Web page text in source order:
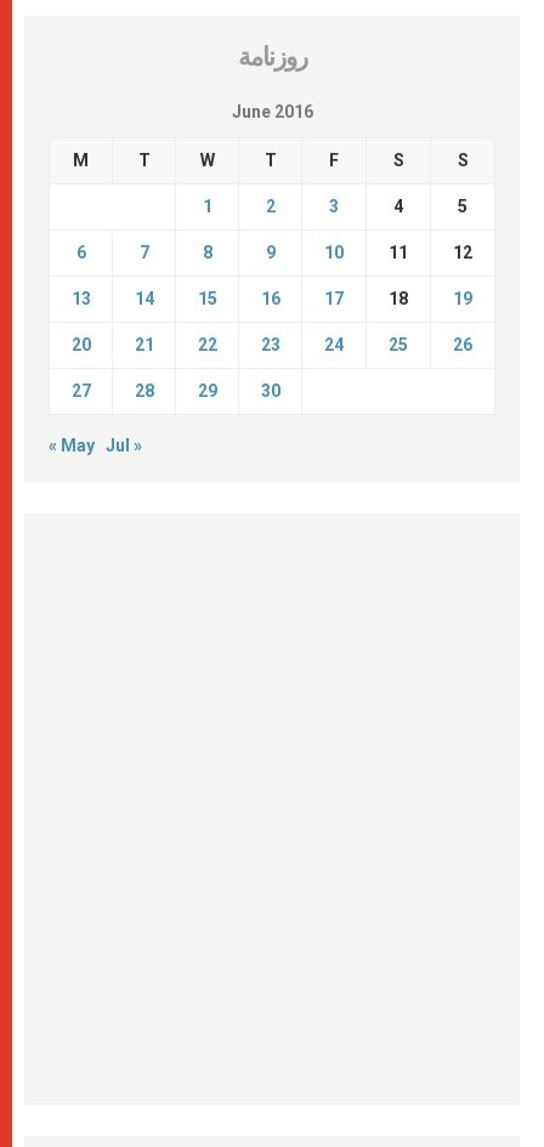
روزنامة
June 2016
M T W T F S S
1 2 3 4 5
6 7 8 9 10 11 12
13 14 15 16 17 18 19
20 21 22 23 24 25 26
27 28 29 30
« May Jul »